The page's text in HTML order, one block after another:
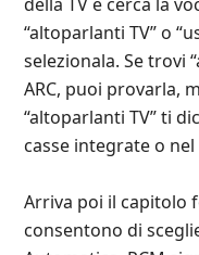
“altoparlanti TV” o
selezionala. Se trovi
ARC, puoi provarla,
“altoparlanti TV” ti
casse integrate o
Arriva poi il capitolo
consentono di